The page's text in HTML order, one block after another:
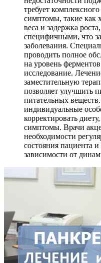
требует
симптомы, такие как
веса и задержка
специфичными, что
заболевания.
проводить полное
на уровень ферментов
исследование.
заместительную
позволяет улучшить
питательных
индивидуальные
корректировать
симптомы. Врачи
необходимости
состояния пациента
зависимости от